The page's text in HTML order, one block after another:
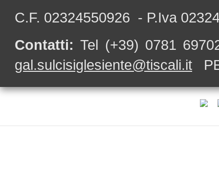
C.F. 02324550926 - P.Iva
Contatti:Tel (+39) 0781
gal.sulcisiglesiente@tiscali.it